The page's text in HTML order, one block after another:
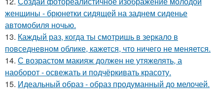
женщины - брюнетки сидящей на заднем сиденье
автомобиля ночью.
13. Каждый раз, когда ты смотришь в зеркало в
повседневном облике, кажется, что ничего не меняется.
14. С возрастом макияж должен не утяжелять, а
наоборот - освежать и подчёркивать красоту.
15. Идеальный образ - образ продуманный до мелочей.